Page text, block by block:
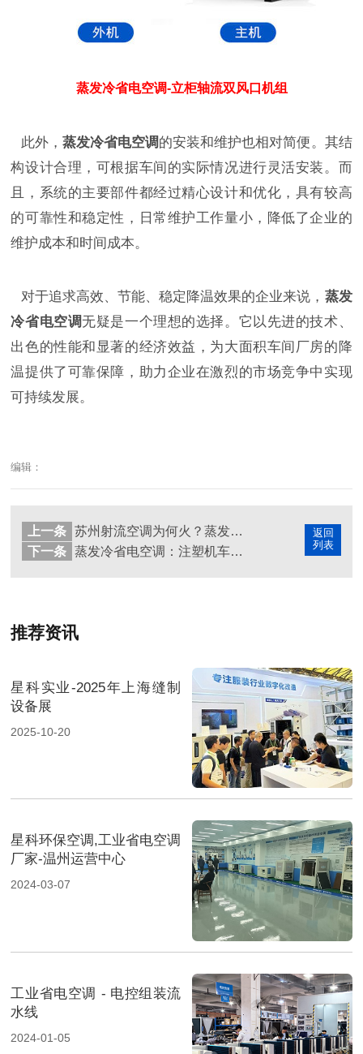
蒸发冷省电空调-立柜轴流双风口机组
此外， 蒸发冷省电空调的安装和维护也相对简便。其结
构设计合理，可根据车间的实际情况进行灵活安装。而
且，系统的主要部件都经过精心设计和优化，具有较高
的可靠性和稳定性，日常维护工作量小，降低了企业的
维护成本和时间成本。
对于追求高效、节能、稳定降温效果的企业来说， 蒸发
冷省电空调无疑是一个理想的选择。它以先进的技术、
出色的性能和显著的经济效益，为大面积车间厂房的降
温提供了可靠保障，助力企业在激烈的市场竞争中实现
可持续发展。
编辑：
返回
列表
上一条
苏州射流空调为何火？蒸发冷省电空调帮车间省电六成
下一条
蒸发冷省电空调：注塑机车间降温的节能优选
推荐资讯
星科实业-2025年上海缝制
设备展
2025-10-20
星科环保空调,工业省电空调
厂家-温州运营中心
2024-03-07
工业省电空调 - 电控组装流
水线
2024-01-05